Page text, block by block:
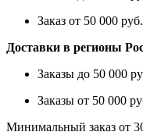
Заказ от 50 000
Доставки в регионы
Заказы до 50 000
Заказы от 50 000
Минимальный заказ от